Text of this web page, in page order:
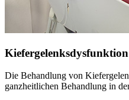
Kiefergelenksdysfunktion
Die Behandlung von
ganzheitlichen Behandlung in